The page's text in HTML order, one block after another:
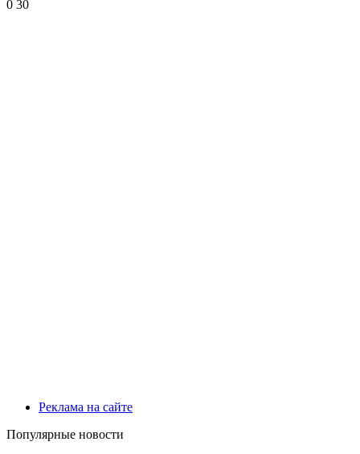
0 30
Реклама на сайте
Популярные новости